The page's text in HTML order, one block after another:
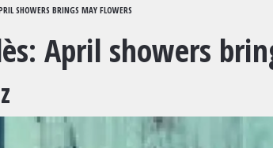
SHOWERS BRINGS MAY FLOWERS
April showers